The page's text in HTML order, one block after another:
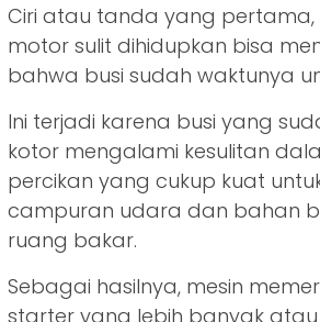
Ciri atau tanda yang pertama,
motor sulit dihidupkan bisa
bahwa busi sudah waktunya
Ini terjadi karena busi yang
kotor mengalami kesulitan
percikan yang cukup kuat
campuran udara dan bahan
ruang bakar.
Sebagai hasilnya, mesin
starter yang lebih banyak